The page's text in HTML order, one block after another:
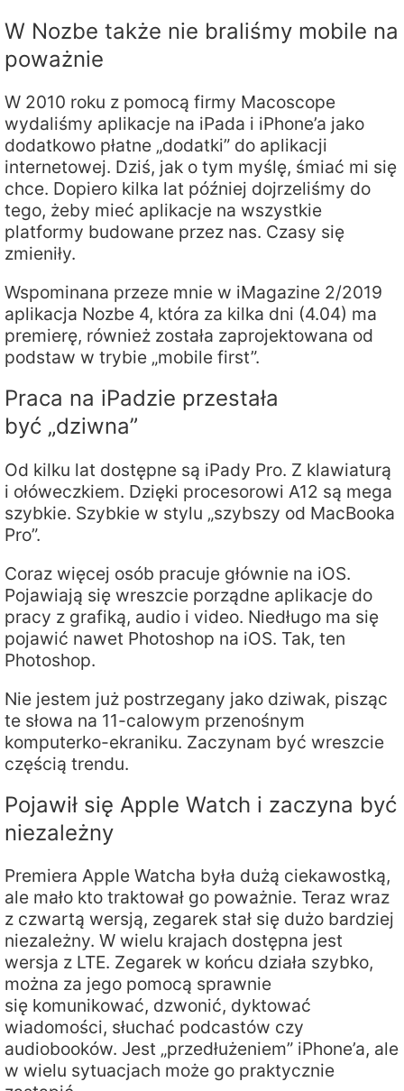
W Nozbe także nie braliśmy mobile na
poważnie
W 2010 roku z pomocą firmy Macoscope
wydaliśmy aplikacje na iPada i iPhone’a jako
dodatkowo płatne „dodatki” do aplikacji
internetowej. Dziś, jak o tym myślę, śmiać mi się
chce. Dopiero kilka lat później dojrzeliśmy do
tego, żeby mieć aplikacje na wszystkie
platformy budowane przez nas. Czasy się
zmieniły.
Wspominana przeze mnie w iMagazine 2/2019
aplikacja Nozbe 4, która za kilka dni (4.04) ma
premierę, również została zaprojektowana od
podstaw w trybie „mobile first”.
Praca na iPadzie przestała
być „dziwna”
Od kilku lat dostępne są iPady Pro. Z klawiaturą
i ołóweczkiem. Dzięki procesorowi A12 są mega
szybkie. Szybkie w stylu „szybszy od MacBooka
Pro”.
Coraz więcej osób pracuje głównie na iOS.
Pojawiają się wreszcie porządne aplikacje do
pracy z grafiką, audio i video. Niedługo ma się
pojawić nawet Photoshop na iOS. Tak, ten
Photoshop.
Nie jestem już postrzegany jako dziwak, pisząc
te słowa na 11-calowym przenośnym
komputerko-ekraniku. Zaczynam być wreszcie
częścią trendu.
Pojawił się Apple Watch i zaczyna być
niezależny
Premiera Apple Watcha była dużą ciekawostką,
ale mało kto traktował go poważnie. Teraz wraz
z czwartą wersją, zegarek stał się dużo bardziej
niezależny. W wielu krajach dostępna jest
wersja z LTE. Zegarek w końcu działa szybko,
można za jego pomocą sprawnie
się komunikować, dzwonić, dyktować
wiadomości, słuchać podcastów czy
audiobooków. Jest „przedłużeniem” iPhone’a, ale
w wielu sytuacjach może go praktycznie